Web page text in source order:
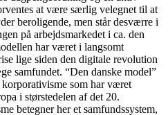
at være særlig velegnet til at
beroligende, men står desværre i
på arbejdsmarkedet i ca. den
har været i langsomt
lige siden den digitale revolution
samfundet. “Den danske model”
som har været
i størstedelen af det 20.
betegner her et samfundssystem,